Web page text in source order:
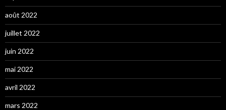
août 2022
juillet 2022
juin 2022
mai 2022
avril 2022
mars 2022